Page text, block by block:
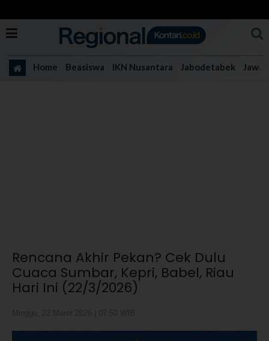
Home Beasiswa IKN Nusantara Jabodetabek Jawa
Rencana Akhir Pekan? Cek Dulu
Cuaca Sumbar, Kepri, Babel, Riau
Hari Ini (22/3/2026)